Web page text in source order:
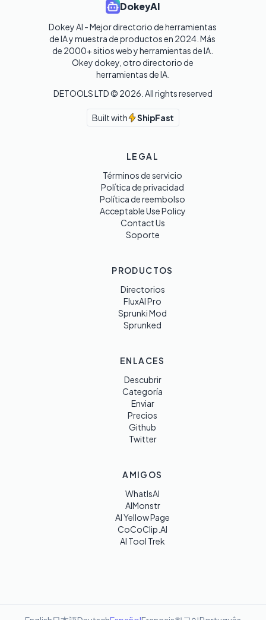
DokeyAI
Dokey AI - Mejor directorio de herramientas
de IA y muestra de productos en 2024. Más
de 2000+ sitios web y herramientas de IA.
Okey dokey, otro directorio de
herramientas de IA.
DETOOLS LTD © 2026 . All rights reserved
Built with ShipFast
LEGAL
Términos de servicio
Política de privacidad
Política de reembolso
Acceptable Use Policy
Contact Us
Soporte
PRODUCTOS
Directorios
FluxAI Pro
Sprunki Mod
Sprunked
ENLACES
Descubrir
Categoría
Enviar
Precios
Github
Twitter
AMIGOS
WhatIsAI
AIMonstr
AI Yellow Page
CoCoClip.AI
AI Tool Trek